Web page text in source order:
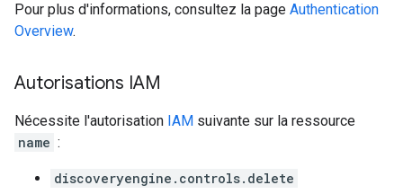
Pour plus d'informations, consultez la page Authentication
Overview.
Autorisations IAM
Nécessite l'autorisation IAM suivante sur la ressource
name :
discoveryengine.controls.delete